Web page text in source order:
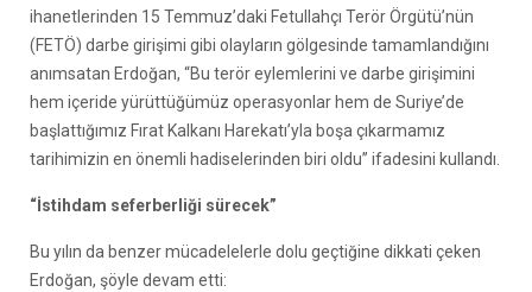
ihanetlerinden 15 Temmuz’daki Fetullahçı Terör Örgütü’nün
(FETÖ) darbe girişimi gibi olayların gölgesinde tamamlandığını
anımsatan Erdoğan, “Bu terör eylemlerini ve darbe girişimini
hem içeride yürüttüğümüz operasyonlar hem de Suriye’de
başlattığımız Fırat Kalkanı Harekatı’yla boşa çıkarmamız
tarihimizin en önemli hadiselerinden biri oldu” ifadesini kullandı.
“İstihdam seferberliği sürecek”
Bu yılın da benzer mücadelelerle dolu geçtiğine dikkati çeken
Erdoğan, şöyle devam etti: